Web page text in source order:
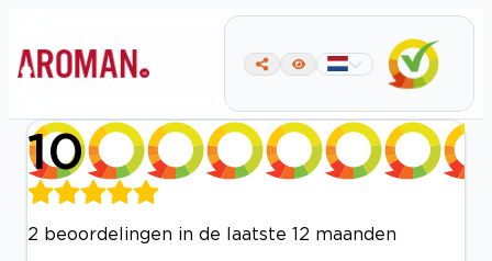
10
2 beoordelingen in de laatste 12 maanden